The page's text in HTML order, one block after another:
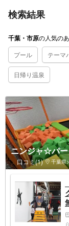
検索結果
千葉・市原の人気の
プール
テーマ
日帰り温泉
ニンジャ☆パ
口コミ(1) 千葉県